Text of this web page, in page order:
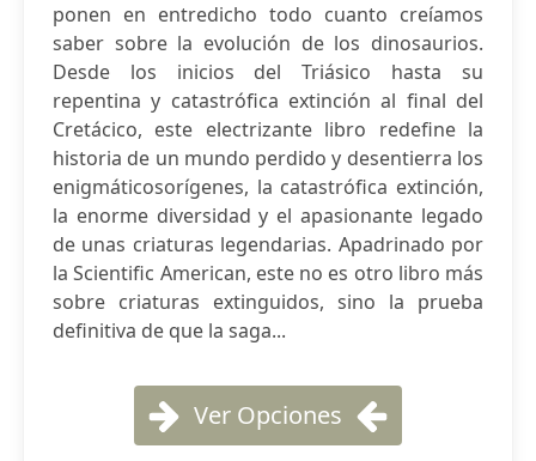
ponen en entredicho todo cuanto creíamos
saber sobre la evolución de los dinosaurios.
Desde los inicios del Triásico hasta su
repentina y catastrófica extinción al final del
Cretácico, este electrizante libro redefine la
historia de un mundo perdido y desentierra los
enigmáticosorígenes, la catastrófica extinción,
la enorme diversidad y el apasionante legado
de unas criaturas legendarias. Apadrinado por
la Scientific American, este no es otro libro más
sobre criaturas extinguidos, sino la prueba
definitiva de que la saga...
Ver Opciones